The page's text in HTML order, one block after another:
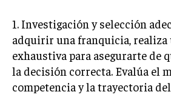
GESTIÓN DE
SUMINISTRO
LOGÍSTICA EMPRESARIAL
CALIDAD Y MEJORA
1. Investigación y selección
adquirir una franquicia, realiza
exhaustiva para asegurarte de
la decisión correcta. Evalúa el
competencia y la trayectoria